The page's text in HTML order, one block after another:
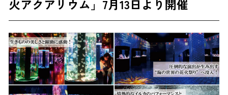
火アクアリウム」7月13日より開催